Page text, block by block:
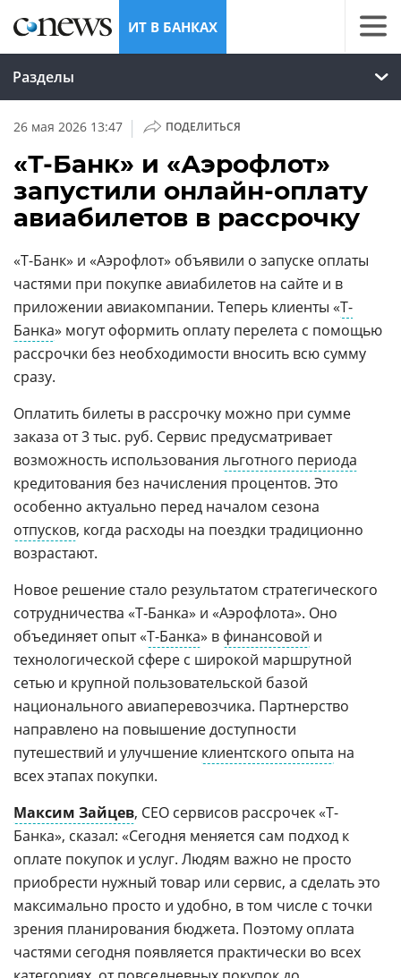
ИТ В БАНКАХ
Разделы
26 мая 2026 13:47 | ПОДЕЛИТЬСЯ
«Т-Банк» и «Аэрофлот»
запустили онлайн-оплату
авиабилетов в рассрочку
«Т-Банк» и «Аэрофлот» объявили о запуске оплаты
частями при покупке авиабилетов на сайте и в
приложении авиакомпании. Теперь клиенты «Т-
Банка» могут оформить оплату перелета с помощью
рассрочки без необходимости вносить всю сумму
сразу.
Оплатить билеты в рассрочку можно при сумме
заказа от 3 тыс. руб. Сервис предусматривает
возможность использования льготного периода
кредитования без начисления процентов. Это
особенно актуально перед началом сезона
отпусков, когда расходы на поездки традиционно
возрастают.
Новое решение стало результатом стратегического
сотрудничества «Т‑Банка» и «Аэрофлота». Оно
объединяет опыт «Т-Банка» в финансовой и
технологической сфере с широкой маршрутной
сетью и крупной пользовательской базой
национального авиаперевозчика. Партнерство
направлено на повышение доступности
путешествий и улучшение клиентского опыта на
всех этапах покупки.
Максим Зайцев, СЕО сервисов рассрочек «Т-
Банка», сказал: «Сегодня меняется сам подход к
оплате покупок и услуг. Людям важно не просто
приобрести нужный товар или сервис, а сделать это
максимально просто и удобно, в том числе с точки
зрения планирования бюджета. Поэтому оплата
частями сегодня появляется практически во всех